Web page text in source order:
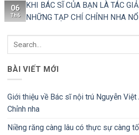
06
Th6
KHI BÁC SĨ CỦA BẠN LÀ TÁC
NHỮNG TẠP CHÍ CHỈNH NHA
BÀI VIẾT MỚI
Giới thiệu về Bác sĩ nội trú Nguyễn Việt
Chỉnh nha
Niềng răng càng lâu có thực sự càng